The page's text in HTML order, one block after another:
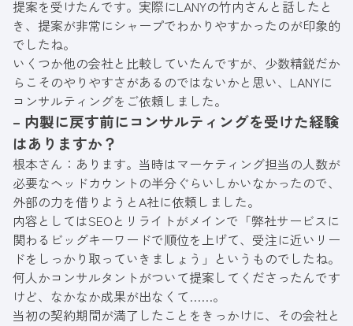
提案を受けたんです。実際にLANYの竹内さんと話したと
き、提案が非常にシャープでわかりやすかったのが印象的
でしたね。
いくつか他の会社と比較していたんですが、少数精鋭だか
らこそのやりやすさがあるのではないかと思い、LANYに
コンサルティングをご依頼しました。
– 内製に戻す前にコンサルティングを受けた経験
はありますか？
根本さん：あります。当時はマーケティング担当の人数が
必要なヘッドカウントの半分ぐらいしかいなかったので、
外部の力を借りようとA社に依頼しました。
内容としてはSEOとリライトがメインで「弊社サービスに
関わるビッグキーワードで順位を上げて、受注に近いリー
ドをしっかり取っていきましょう」というものでしたね。
何人かコンサルタントがついて提案してくださったんです
けど、なかなか成果が出なくて……。
当初の契約期間が満了したことをきっかけに、その会社と